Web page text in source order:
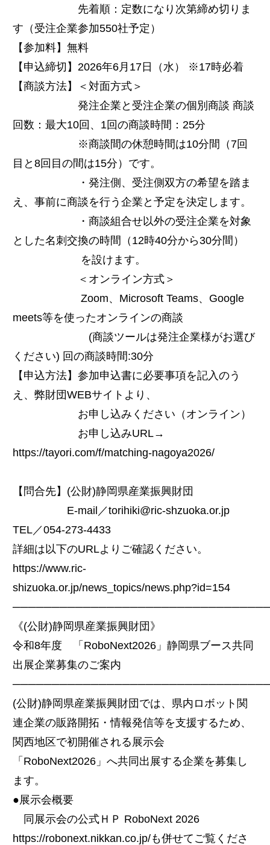
先着順：定数になり次第締め切りま
す（受注企業参加550社予定）
【参加料】無料
【申込締切】2026年6月17日（水） ※17時必着
【商談方法】＜対面方式＞
発注企業と受注企業の個別商談 商談
回数：最大10回、1回の商談時間：25分
※商談間の休憩時間は10分間（7回
目と8回目の間は15分）です。
・発注側、受注側双方の希望を踏ま
え、事前に商談を行う企業と予定を決定します。
・商談組合せ以外の受注企業を対象
とした名刺交換の時間（12時40分から30分間）
を設けます。
＜オンライン方式＞
Zoom、Microsoft Teams、Google
meets等を使ったオンラインの商談
(商談ツールは発注企業様がお選び
ください) 回の商談時間:30分
【申込方法】参加申込書に必要事項を記入のう
え、弊財団WEBサイトより、
お申し込みください（オンライン）
お申し込みURL→
https://tayori.com/f/matching-nagoya2026/
【問合先】(公財)静岡県産業振興財団
E-mail／torihiki@ric-shzuoka.or.jp
TEL／054-273-4433
詳細は以下のURLよりご確認ください。
https://www.ric-
shizuoka.or.jp/news_topics/news.php?id=154
《(公財)静岡県産業振興財団》
令和8年度 「RoboNext2026」静岡県ブース共同
出展企業募集のご案内
(公財)静岡県産業振興財団では、県内ロボット関
連企業の販路開拓・情報発信等を支援するため、
関西地区で初開催される展示会
「RoboNext2026」へ共同出展する企業を募集し
ます。
●展示会概要
同展示会の公式ＨＰ RoboNext 2026
https://robonext.nikkan.co.jp/も併せてご覧くださ